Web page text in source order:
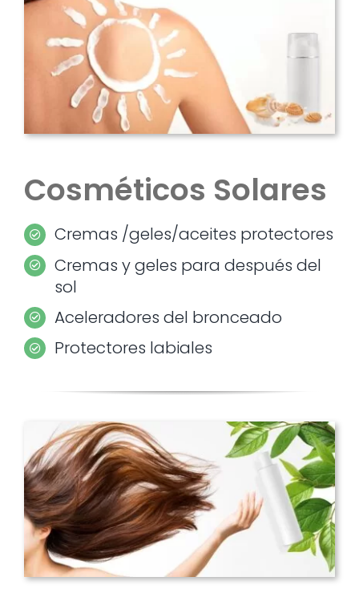
Cosméticos Solares
Cremas /geles/aceites protectores
Cremas y geles para después del
sol
Aceleradores del bronceado
Protectores labiales